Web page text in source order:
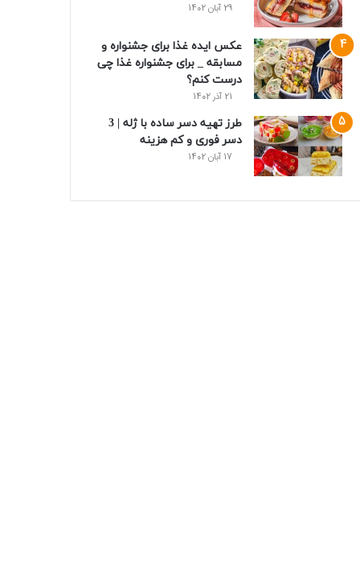
29 آبان 1402
عکس ایده غذا برای جشنواره و
مسابقه _ برای جشنواره غذا چی
درست کنم؟
21 آذر 1402
طرز تهیه دسر ساده با ژله | 3
دسر فوری و کم هزینه
17 آبان 1402